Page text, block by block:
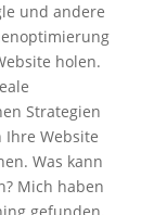
und andere
holen.
Strategien
Website
Was kann
Mich haben